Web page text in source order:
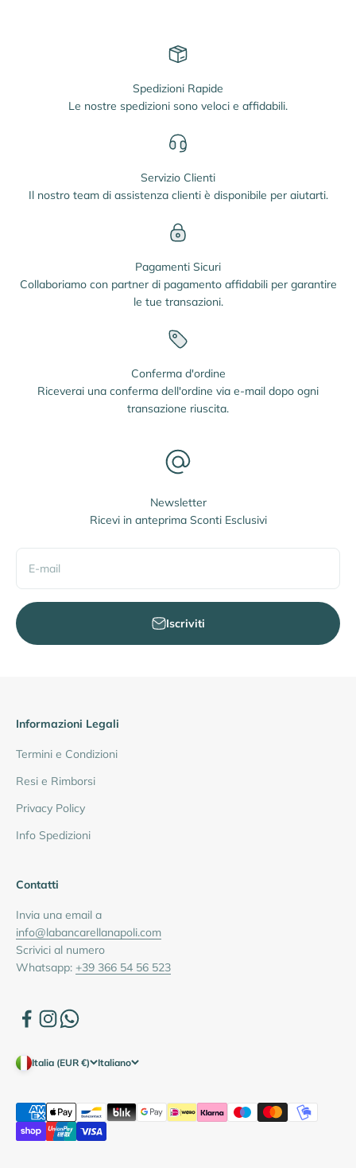
Spedizioni Rapide
Le nostre spedizioni sono veloci e affidabili.
Servizio Clienti
Il nostro team di assistenza clienti è disponibile per aiutarti.
Pagamenti Sicuri
Collaboriamo con partner di pagamento affidabili per garantire
le tue transazioni.
Conferma d'ordine
Riceverai una conferma dell'ordine via e-mail dopo ogni
transazione riuscita.
Newsletter
Ricevi in anteprima Sconti Esclusivi
E-mail
Iscriviti
Informazioni Legali
Termini e Condizioni
Resi e Rimborsi
Privacy Policy
Info Spedizioni
Contatti
Invia una email a
info@labancarellanapoli.com
Scrivici al numero
Whatsapp: +39 366 54 56 523
Italia (EUR €) Italiano